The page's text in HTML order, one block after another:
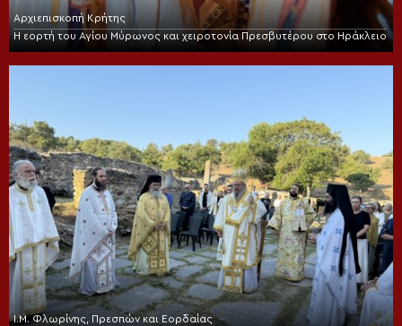
Αρχιεπισκοπή Κρήτης
Η εορτή του Αγίου Μύρωνος και χειροτονία Πρεσβυτέρου στο Ηράκλειο
Ι.Μ. Φλωρίνης, Πρεσπών και Εορδαίας